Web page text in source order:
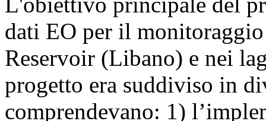
dati EO per il
Reservoir (Libano) e nei
progetto era suddiviso in
comprendevano: 1)